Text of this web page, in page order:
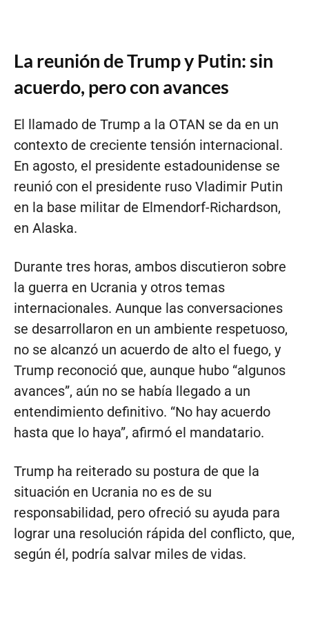
La reunión de Trump y Putin: sin
acuerdo, pero con avances
El llamado de Trump a la OTAN se da en un
contexto de creciente tensión internacional.
En agosto, el presidente estadounidense se
reunió con el presidente ruso Vladimir Putin
en la base militar de Elmendorf-Richardson,
en Alaska.
Durante tres horas, ambos discutieron sobre
la guerra en Ucrania y otros temas
internacionales. Aunque las conversaciones
se desarrollaron en un ambiente respetuoso,
no se alcanzó un acuerdo de alto el fuego, y
Trump reconoció que, aunque hubo “algunos
avances”, aún no se había llegado a un
entendimiento definitivo. “No hay acuerdo
hasta que lo haya”, afirmó el mandatario.
Trump ha reiterado su postura de que la
situación en Ucrania no es de su
responsabilidad, pero ofreció su ayuda para
lograr una resolución rápida del conflicto, que,
según él, podría salvar miles de vidas.